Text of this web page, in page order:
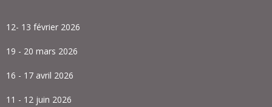
12- 13 février 2026
19 - 20 mars 2026
16 - 17 avril 2026
11 - 12 juin 2026